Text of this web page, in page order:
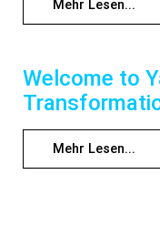
Mehr Lesen...
Welcome to
Mehr Lesen...